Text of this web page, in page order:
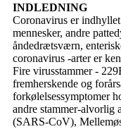
INDLEDNING
Coronavirus er
mennesker, andre
åndedrætsværn,
coronavirus -arter er
Fire virusstammer -
fremherskende og
forkølelsessymptomer
andre stammer-alvorlig
(SARS-CoV),